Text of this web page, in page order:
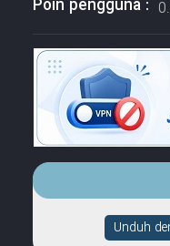
Poin pengguna :
Unduh